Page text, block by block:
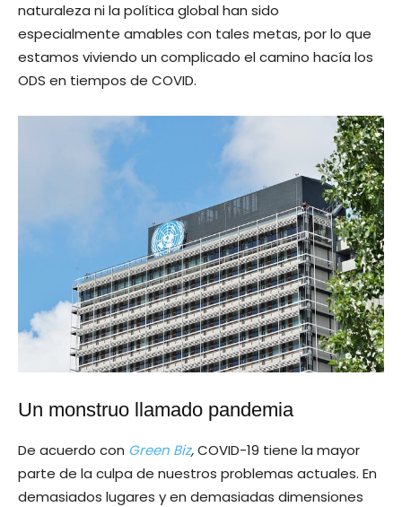
naturaleza ni la política global han sido
especialmente amables con tales metas, por lo que
estamos viviendo un complicado el camino hacía los
ODS en tiempos de COVID.
Un monstruo llamado pandemia
De acuerdo con Green Biz,COVID-19 tiene la mayor
parte de la culpa de nuestros problemas actuales. En
demasiados lugares y en demasiadas dimensiones